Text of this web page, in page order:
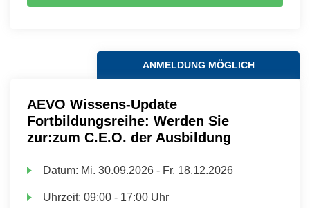
ANMELDUNG MÖGLICH
AEVO Wissens-Update
Fortbildungsreihe: Werden Sie
zur:zum C.E.O. der Ausbildung
Datum: Mi. 30.09.2026 - Fr. 18.12.2026
Uhrzeit:09:00 - 17:00 Uhr